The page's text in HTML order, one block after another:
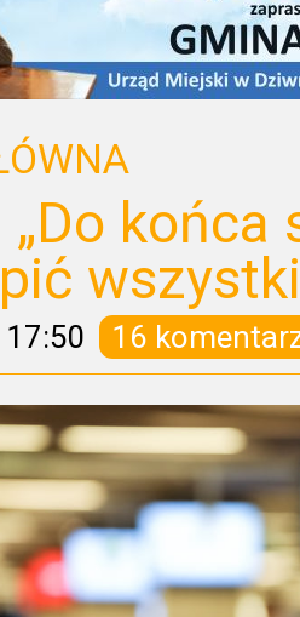
„Do
17:50 16